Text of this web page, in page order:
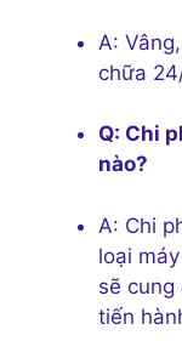
A:
chữa
Q: Chi
nào?
A: Chi
loại
sẽ cung
tiến